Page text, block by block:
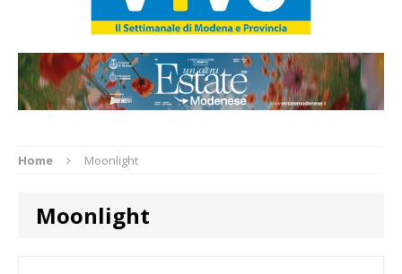
Home Moonlight
Moonlight